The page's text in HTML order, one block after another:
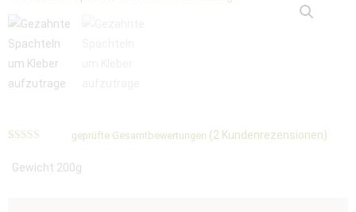
mit 4.50
von 5,
geprüfte Gesamtbewertungen (2 Kundenrezensionen)
Gewicht 200g